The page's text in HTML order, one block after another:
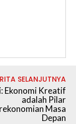
SELANJUTNYA
Ekonomi Kreatif
adalah Pilar
Masa
Depan